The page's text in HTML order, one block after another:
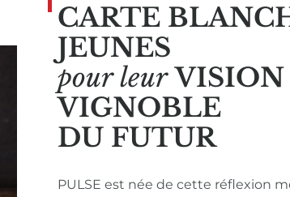
CARTE
JEUNES
pour leur
VIGNOBLE
DU FUTUR
PULSE est née de cette réflexion